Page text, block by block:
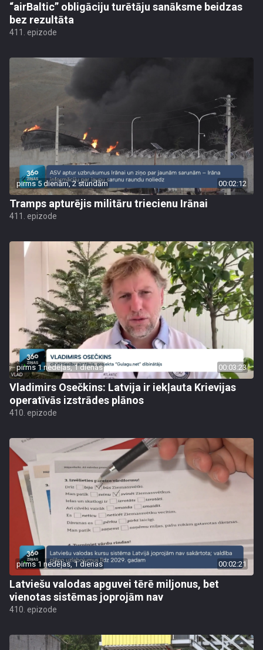
“airBaltic” obligāciju turētāju sanāksme beidzas
bez rezultāta
411. epizode
pirms 5 dienām, 2 stundām 00:02:12
Tramps apturējis militāru triecienu Irānai
411. epizode
pirms 1 nedēļas, 1 dienas 00:03:23
Vladimirs Osečkins: Latvija ir iekļauta Krievijas
operatīvās izstrādes plānos
410. epizode
pirms 1 nedēļas, 1 dienas 00:02:21
Latviešu valodas apguvei tērē miljonus, bet
vienotas sistēmas joprojām nav
410. epizode